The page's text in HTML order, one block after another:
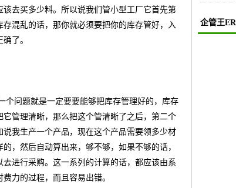
去买多少料。所以说我们管小型工厂它首先第
混乱的话，那你就必须要把你的库存管好，入
了。
个问题就是一定要要能够把库存管理好的，库存
管理清晰，那么把这个管清晰了之后，第二个
我生产一个产品，现在这个产品需要领多少材
，然后自动算出来，够不够，如果不够的话，
进行采购。这一系列的计算的话，都应该由系
力的过程，而且容易出错。
企管王